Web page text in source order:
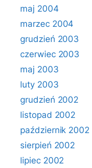
maj 2004
marzec 2004
grudzień 2003
czerwiec 2003
maj 2003
luty 2003
grudzień 2002
listopad 2002
październik 2002
sierpień 2002
lipiec 2002